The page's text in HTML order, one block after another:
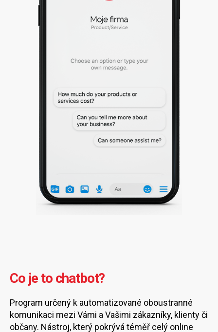
Co je to chatbot?
Program určený k automatizované oboustranné
komunikaci mezi Vámi a Vašimi zákazníky, klienty či
občany. Nástroj, který pokrývá téměř celý online